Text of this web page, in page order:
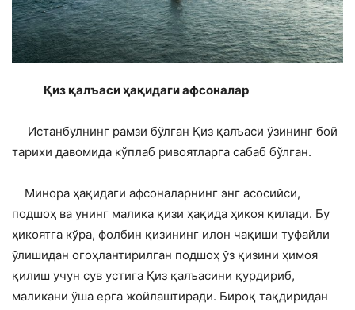
Қиз қалъаси ҳақидаги афсоналар
Истанбулнинг рамзи бўлган Қиз қалъаси ўзининг бой
тарихи давомида кўплаб ривоятларга сабаб бўлган.
Минора ҳақидаги афсоналарнинг энг асосийси,
подшоҳ ва унинг малика қизи ҳақида ҳикоя қилади. Бу
ҳикоятга кўра, фолбин қизининг илон чақиши туфайли
ўлишидан огоҳлантирилган подшоҳ ўз қизини ҳимоя
қилиш учун сув устига Қиз қалъасини қурдириб,
маликани ўша ерга жойлаштиради. Бироқ тақдиридан